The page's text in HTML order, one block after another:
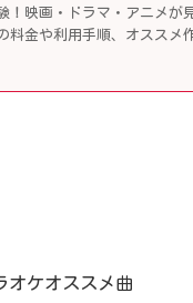
！映画・ドラマ・アニメが
料金や利用手順、オススメ
オケオススメ曲